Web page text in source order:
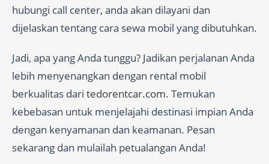
hubungi call center, anda akan dilayani dan
dijelaskan tentang cara sewa mobil yang dibutuhkan.
Jadi, apa yang Anda tunggu? Jadikan perjalanan Anda
lebih menyenangkan dengan rental mobil
berkualitas dari tedorentcar.com. Temukan
kebebasan untuk menjelajahi destinasi impian Anda
dengan kenyamanan dan keamanan. Pesan
sekarang dan mulailah petualangan Anda!